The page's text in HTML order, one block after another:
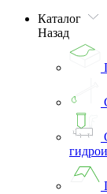
Каталог
Назад